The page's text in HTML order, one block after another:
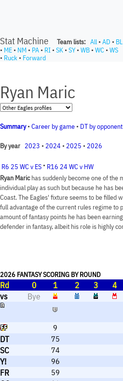
Stat Machine Team lists: All • AD • BL
• ME • NM • PA • RI • SK • SY• WB • WC • WS
• Ruck • Forward